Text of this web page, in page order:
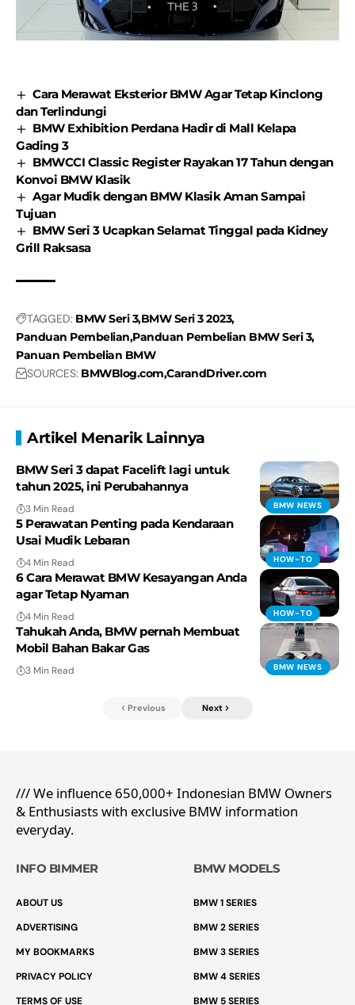
Cara Merawat Eksterior BMW Agar Tetap Kinclong
dan Terlindungi
BMW Exhibition Perdana Hadir di Mall Kelapa
Gading 3
BMWCCI Classic Register Rayakan 17 Tahun dengan
Konvoi BMW Klasik
Agar Mudik dengan BMW Klasik Aman Sampai
Tujuan
BMW Seri 3 Ucapkan Selamat Tinggal pada Kidney
Grill Raksasa
TAGGED: BMW Seri 3BMW Seri 3 2023
Panduan Pembelian Panduan Pembelian BMW Seri 3
Panuan Pembelian BMW
SOURCES: BMWBlog.com CarandDriver.com
Artikel Menarik Lainnya
BMW NEWS
BMW Seri 3 dapat Facelift lagi untuk
tahun 2025, ini Perubahannya
3 Min Read
HOW-TO
5 Perawatan Penting pada Kendaraan
Usai Mudik Lebaran
4 Min Read
HOW-TO
6 Cara Merawat BMW Kesayangan Anda
agar Tetap Nyaman
4 Min Read
BMW NEWS
Tahukah Anda, BMW pernah Membuat
Mobil Bahan Bakar Gas
3 Min Read
Previous Next
/// We influence 650,000+ Indonesian BMW Owners
& Enthusiasts with exclusive BMW information
everyday.
INFO BIMMER
ABOUT US
ADVERTISING
MY BOOKMARKS
PRIVACY POLICY
TERMS OF USE
BMW MODELS
BMW 1 SERIES
BMW 2 SERIES
BMW 3 SERIES
BMW 4 SERIES
BMW 5 SERIES